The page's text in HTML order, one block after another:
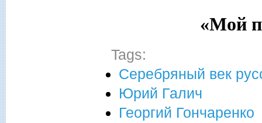
«Мой путь,
Tags:
Серебряный век
Юрий Галич
Георгий Гончаренко